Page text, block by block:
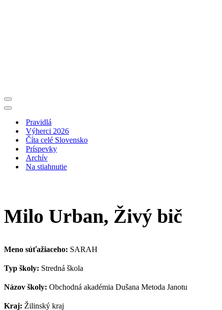
Menu
navigácie
Menu
navigáciePravidlá
Výherci 2026
Číta celé Slovensko
Príspevky
Archív
Na stiahnutie
Milo Urban, Živý bič
Meno súťažiaceho: SARAH
Typ školy: Stredná škola
Názov školy: Obchodná akadémia Dušana Metoda Janotu
Kraj: Žilinský kraj